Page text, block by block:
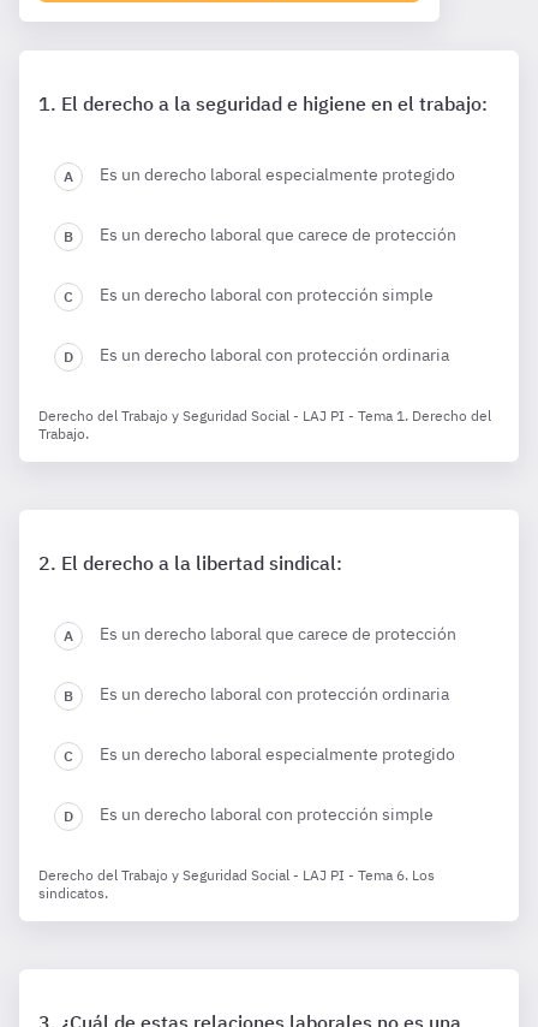
El derecho a la seguridad e higiene en el trabajo:
Es un derecho laboral especialmente protegido
Es un derecho laboral que carece de protección
Es un derecho laboral con protección simple
Es un derecho laboral con protección ordinaria
Derecho del Trabajo y Seguridad Social - LAJ PI - Tema 1. Derecho del
Trabajo.
El derecho a la libertad sindical:
Es un derecho laboral que carece de protección
Es un derecho laboral con protección ordinaria
Es un derecho laboral especialmente protegido
Es un derecho laboral con protección simple
Derecho del Trabajo y Seguridad Social - LAJ PI - Tema 6. Los
sindicatos.
¿Cuál de estas relaciones laborales no es una